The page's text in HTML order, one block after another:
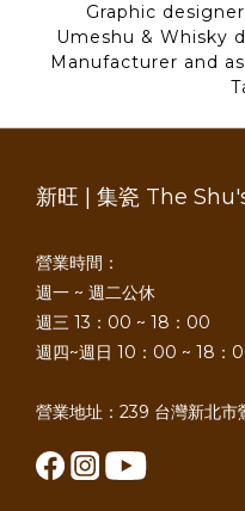
Graphic
Umeshu & Whisky
Manufacturer and
新旺 | 集瓷 The
營業時
週一 ~ 週二公休
週三 13：00 ~ 18：00
週四~週日 10：00 ~ 18：
營業地址：239 台灣新北市